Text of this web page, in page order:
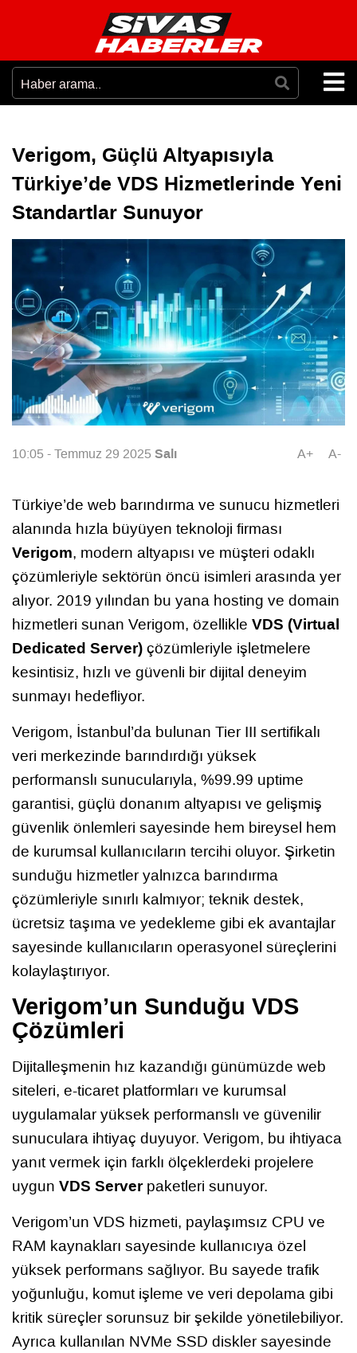
Verigom, Güçlü Altyapısıyla
Türkiye’de VDS Hizmetlerinde Yeni
Standartlar Sunuyor
10:05 - Temmuz 29 2025Salı A+ A-
Türkiye’de web barındırma ve sunucu hizmetleri
alanında hızla büyüyen teknoloji firması
Verigom, modern altyapısı ve müşteri odaklı
çözümleriyle sektörün öncü isimleri arasında yer
alıyor. 2019 yılından bu yana hosting ve domain
hizmetleri sunan Verigom, özellikle VDS (Virtual
Dedicated Server) çözümleriyle işletmelere
kesintisiz, hızlı ve güvenli bir dijital deneyim
sunmayı hedefliyor.
Verigom, İstanbul’da bulunan Tier III sertifikalı
veri merkezinde barındırdığı yüksek
performanslı sunucularıyla, %99.99 uptime
garantisi, güçlü donanım altyapısı ve gelişmiş
güvenlik önlemleri sayesinde hem bireysel hem
de kurumsal kullanıcıların tercihi oluyor. Şirketin
sunduğu hizmetler yalnızca barındırma
çözümleriyle sınırlı kalmıyor; teknik destek,
ücretsiz taşıma ve yedekleme gibi ek avantajlar
sayesinde kullanıcıların operasyonel süreçlerini
kolaylaştırıyor.
Verigom’un Sunduğu VDS
Çözümleri
Dijitalleşmenin hız kazandığı günümüzde web
siteleri, e-ticaret platformları ve kurumsal
uygulamalar yüksek performanslı ve güvenilir
sunuculara ihtiyaç duyuyor. Verigom, bu ihtiyaca
yanıt vermek için farklı ölçeklerdeki projelere
uygun VDS Serverpaketleri sunuyor.
Verigom’un VDS hizmeti, paylaşımsız CPU ve
RAM kaynakları sayesinde kullanıcıya özel
yüksek performans sağlıyor. Bu sayede trafik
yoğunluğu, komut işleme ve veri depolama gibi
kritik süreçler sorunsuz bir şekilde yönetilebiliyor.
Ayrıca kullanılan NVMe SSD diskler sayesinde